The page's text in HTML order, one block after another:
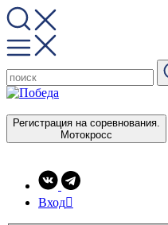
Регистрация на соревнования.
Мотокросс
Вход